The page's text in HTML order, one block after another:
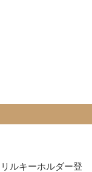
ルキーホルダー登